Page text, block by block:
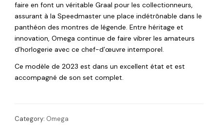
faire en font un véritable Graal pour les collectionneurs,
assurant à la Speedmaster une place indétrônable dans le
panthéon des montres de légende. Entre héritage et
innovation, Omega continue de faire vibrer les amateurs
d’horlogerie avec ce chef-d’œuvre intemporel.
Ce modèle de 2023 est dans un excellent état et est
accompagné de son set complet.
Category: Omega